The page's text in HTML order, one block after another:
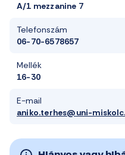
A/1 mezzanine 7
Telefonszám
06-70-6578657
Mellék
16-30
E-mail
aniko.terhes@uni-